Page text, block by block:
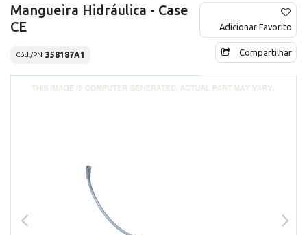
Mangueira Hidráulica - Case
CE
Cód./PN 358187A1
Adicionar Favorito
Compartilhar